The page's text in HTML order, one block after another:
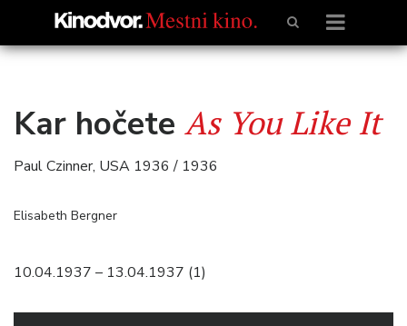
Kar hočete As You Like It
Paul Czinner, USA 1936 / 1936
Elisabeth Bergner
10.04.1937 – 13.04.1937 (1)